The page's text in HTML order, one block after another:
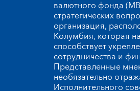
валютного фонда
стратегических
организация,
Колумбия, которая
способствует
сотрудничества и
Представленные
необязательно
Исполнительного